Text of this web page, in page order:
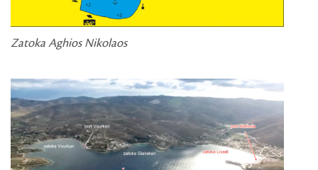
Zatoka Aghios Nikolaos